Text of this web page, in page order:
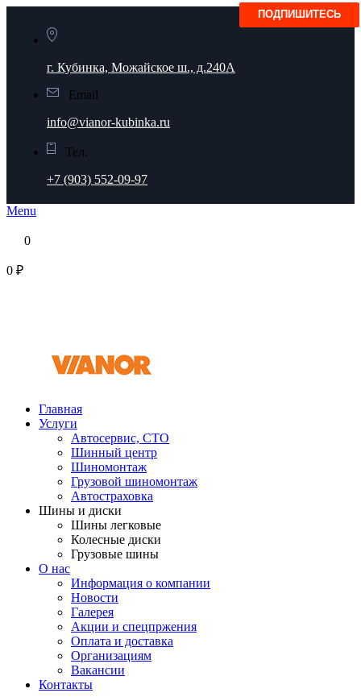
г. Кубинка, Можайское ш., д.240А
Email
info@vianor-kubinka.ru
Тел.
+7 (903) 552-09-97
Menu
0
0 ₽
Главная
Услуги
Автосервис, СТО
Шинный центр
Шиномонтаж
Грузовой шиномонтаж
Автостраховка
Шины и диски
Шины легковые
Колесные диски
Грузовые шины
О нас
Информация о компании
Новости
Галерея
Акции и спецпржения
Оплата и доставка
Организациям
Вакансии
Контакты